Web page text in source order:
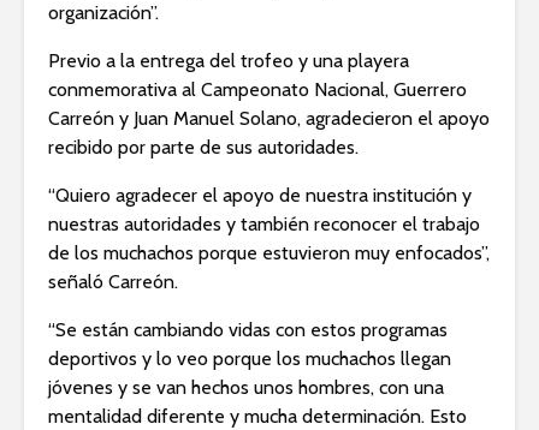
organización”.
Previo a la entrega del trofeo y una playera
conmemorativa al Campeonato Nacional, Guerrero
Carreón y Juan Manuel Solano, agradecieron el apoyo
recibido por parte de sus autoridades.
“Quiero agradecer el apoyo de nuestra institución y
nuestras autoridades y también reconocer el trabajo
de los muchachos porque estuvieron muy enfocados”,
señaló Carreón.
“Se están cambiando vidas con estos programas
deportivos y lo veo porque los muchachos llegan
jóvenes y se van hechos unos hombres, con una
mentalidad diferente y mucha determinación. Esto